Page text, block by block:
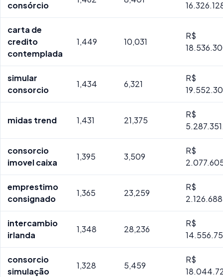
consórcio
carta de
credito
contemplada
1,449 10,031
R$
simular
consorcio
1,434 6,321
R$
midas trend 1,431 21,375
R$
consorcio
imovel caixa
1,395 3,509
R$
emprestimo
consignado
1,365 23,259
R$
intercambio
irlanda
1,348 28,236
R$
consorcio
simulação
1,328 5,459
R$